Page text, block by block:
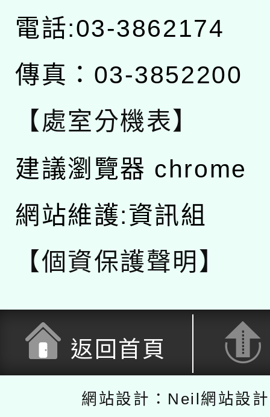
電話:03-3862174
傳真：03-3852200
【處室分機表】
建議瀏覽器 chrome
網站維護:資訊組
【個資保護聲明】
返回首頁
網站設計：Neil網站設